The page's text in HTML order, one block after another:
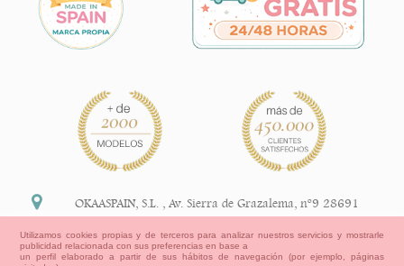
OKAASPAIN, S.L. ,Av. Sierra de Grazalema, nº9 28691
+34 91 113 89 09
Utilizamos cookies propias y de terceros para analizar nuestros servicios y mostrarle
publicidad relacionada con sus preferencias en base a
un perfil elaborado a partir de sus hábitos de navegación (por ejemplo, páginas